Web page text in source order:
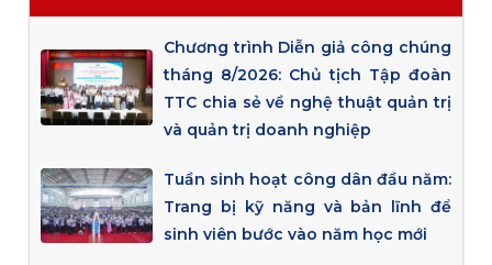
Chương trình Diễn giả công chúng
tháng 8/2026: Chủ tịch Tập đoàn
TTC chia sẻ về nghệ thuật quản trị
và quản trị doanh nghiệp
Tuần sinh hoạt công dân đầu năm:
Trang bị kỹ năng và bản lĩnh để
sinh viên bước vào năm học mới